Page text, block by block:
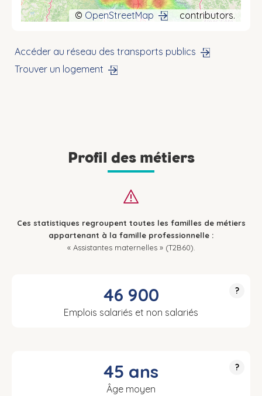
© OpenStreetMap contributors.
Accéder au réseau des transports publics
Trouver un logement
Profil des métiers
Ces statistiques regroupent toutes les familles de métiers
appartenant à la famille professionnelle :
« Assistantes maternelles » (T2B60).
?
46 900
Emplois salariés et non salariés
?
45 ans
Âge moyen